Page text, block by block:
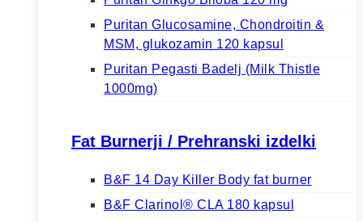
Puritan Glucosamine, Chondroitin &
MSM, glukozamin 120 kapsul
Puritan Pegasti Badelj (Milk Thistle
1000mg)
Fat Burnerji / Prehranski izdelki
B&F 14 Day Killer Body fat burner
B&F Clarinol® CLA 180 kapsul